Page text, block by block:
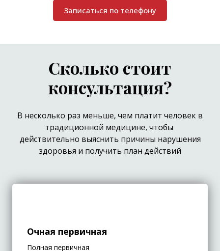
Записаться по телефону
Сколько стоит
консультация?
В несколько раз меньше, чем платит человек в
традиционной медицине, чтобы
действительно выяснить причины нарушения
здоровья и получить план действий
Очная первичная
Полная первичная